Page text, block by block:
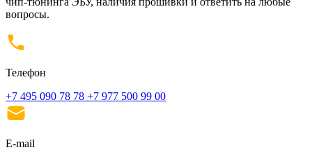
вопросы.
Телефон
+7 495 090 78 78 +7 977 500 99 00
E-mail